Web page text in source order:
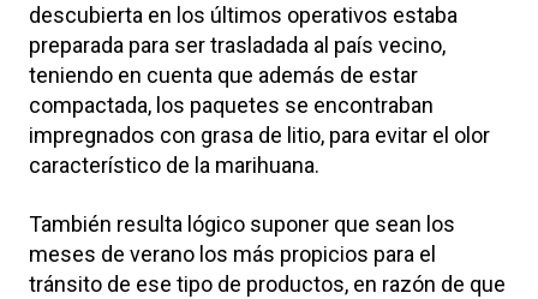
descubierta en los últimos operativos estaba
preparada para ser trasladada al país vecino,
teniendo en cuenta que además de estar
compactada, los paquetes se encontraban
impregnados con grasa de litio, para evitar el olor
característico de la marihuana.
También resulta lógico suponer que sean los
meses de verano los más propicios para el
tránsito de ese tipo de productos, en razón de que